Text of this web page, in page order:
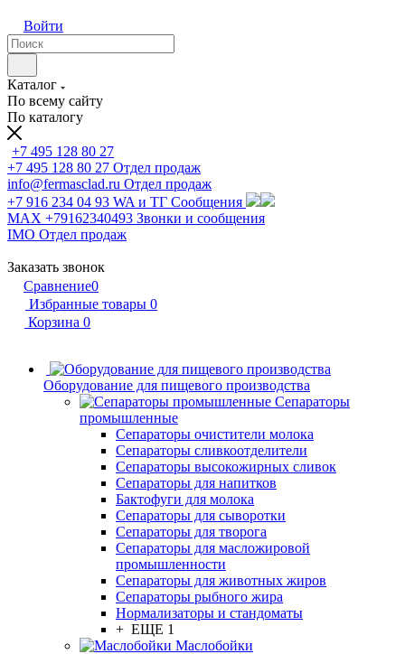
Войти
Каталог
По всему сайту
По каталогу
+7 495 128 80 27
+7 495 128 80 27 Отдел продаж
info@fermasclad.ru Отдел продаж
+7 916 234 04 93 WA и ТГ Сообщения
MAX +79162340493 Звонки и сообщения
IMO Отдел продаж
Заказать звонок
Сравнение0
Избранные товары 0
Корзина 0
Оборудование для пищевого производства
Сепараторы
промышленные
Сепараторы очистители молока
Сепараторы сливкоотделители
Сепараторы высокожирных сливок
Сепараторы для напитков
Бактофуги для молока
Сепараторы для сыворотки
Сепараторы для творога
Сепараторы для масложировой
промышленности
Сепараторы для животных жиров
Сепараторы рыбного жира
Нормализаторы и стандоматы
+ ЕЩЕ 1
Маслобойки